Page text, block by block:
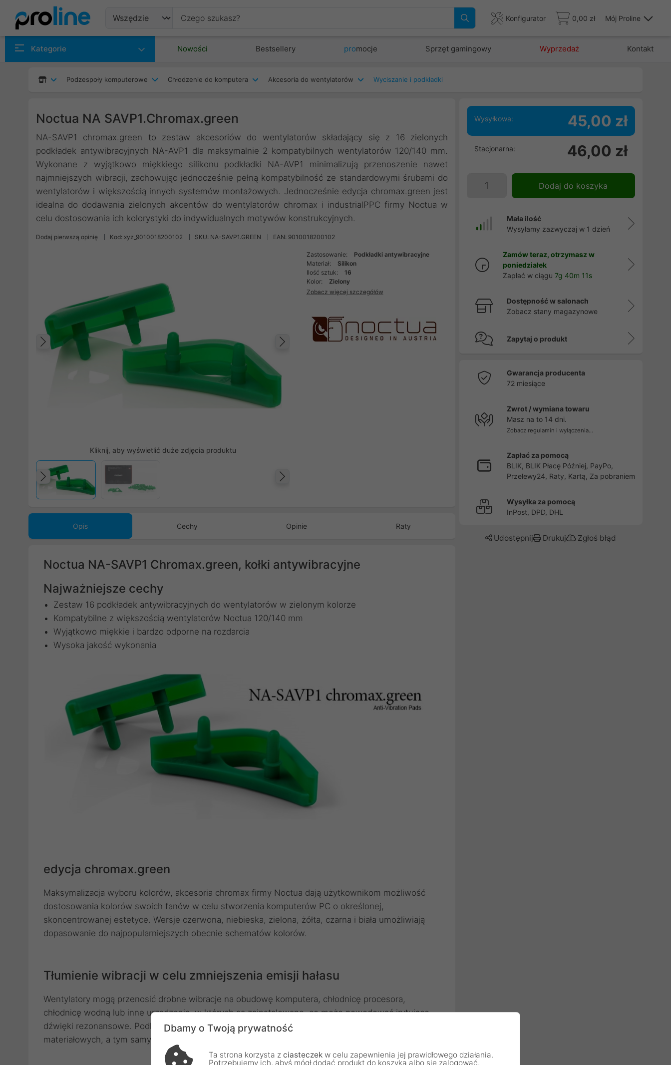
Konfigurator 0,00 zł Mój Proline
Kategorie Nowości Bestsellery promocje Sprzęt gamingowy Wyprzedaż Kontakt
Podzespoły komputerowe Chłodzenie do komputera Akcesoria do wentylatorów Wyciszanie i podkładki
Noctua NA SAVP1.Chromax.green
NA-SAVP1 chromax.green to zestaw akcesoriów do wentylatorów składający się z 16 zielonych
podkładek antywibracyjnych NA-AVP1 dla maksymalnie 2 kompatybilnych wentylatorów 120/140 mm.
Wykonane z wyjątkowo miękkiego silikonu podkładki NA-AVP1 minimalizują przenoszenie nawet
najmniejszych wibracji, zachowując jednocześnie pełną kompatybilność ze standardowymi śrubami do
wentylatorów i większością innych systemów montażowych. Jednocześnie edycja chromax.green jest
idealna do dodawania zielonych akcentów do wentylatorów chromax i industrialPPC firmy Noctua w
celu dostosowania ich kolorystyki do indywidualnych motywów konstrukcyjnych.
Dodaj pierwszą opinię Kod: xyz_9010018200102 SKU: NA-SAVP1.GREEN EAN: 9010018200102
Poprzedni
Kliknij, aby wyświetlić duże zdjęcia produktu
Poprzedni
Zastosowanie:
Podkładki antywibracyjne
Materiał:
Silikon
Ilość sztuk:
16
Kolor:
Zielony
Zobacz więcej szczegółów
Opis Cechy Opinie Raty
Noctua NA-SAVP1 Chromax.green, kołki antywibracyjne
Najważniejsze cechy
Zestaw 16 podkładek antywibracyjnych do wentylatorów w zielonym kolorze
Kompatybilne z większością wentylatorów Noctua 120/140 mm
Wyjątkowo miękkie i bardzo odporne na rozdarcia
Wysoka jakość wykonania
edycja chromax.green
Maksymalizacja wyboru kolorów, akcesoria chromax firmy Noctua dają użytkownikom możliwość
dostosowania kolorów swoich fanów w celu stworzenia komputerów PC o określonej,
skoncentrowanej estetyce. Wersje czerwona, niebieska, zielona, ​​żółta, czarna i biała umożliwiają
dopasowanie do najpopularniejszych obecnie schematów kolorów.
Tłumienie wibracji w celu zmniejszenia emisji hałasu
Wentylatory mogą przenosić drobne wibracje na obudowę komputera, chłodnicę procesora,
chłodnicę wodną lub inne urządzenia, w których są zainstalowane, co może powodować irytujące
dźwięki rezonansowe. Podkładki NA-AVP1 mogą pomóc zredukować przenoszenie dźwięków
materiałowych, a tym samym obniżyć ogólny poziom hałasu komputera.
Wysyłkowa: 45,00 zł
Stacjonarna: 46,00 zł
Dodaj do koszyka
Mała ilość
Wysyłamy zazwyczaj w 1 dzień
Zamów teraz, otrzymasz w
poniedziałek
Zapłać w ciągu7g 40m 10s
Dostępność w salonach
Zobacz stany magazynowe
Zapytaj o produkt
Gwarancja producenta
72 miesiące
Zwrot / wymiana towaru
Masz na to 14 dni.
Zobacz regulamin i wyłączenia...
Zapłać za pomocą
BLIK, BLIK Płacę Później, PayPo,
Przelewy24, Raty, Kartą, Za pobraniem
Wysyłka za pomocą
InPost, DPD, DHL
Udostępnij Drukuj Zgłoś błąd
Dbamy o Twoją prywatność
Ta strona korzysta z ciasteczek w celu zapewnienia jej prawidłowego działania.
Potrzebujemy ich, abyś mógł dodać produkt do koszyka albo się zalogować.